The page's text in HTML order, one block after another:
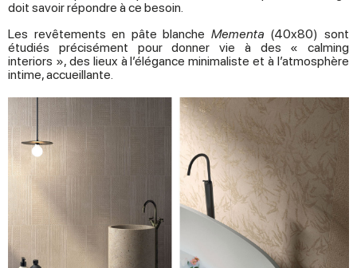
doit savoir répondre à ce besoin.
Les revêtements en pâte blanche Mementa (40x80) sont
étudiés précisément pour donner vie à des « calming
interiors », des lieux à l’élégance minimaliste et à l’atmosphère
intime, accueillante.